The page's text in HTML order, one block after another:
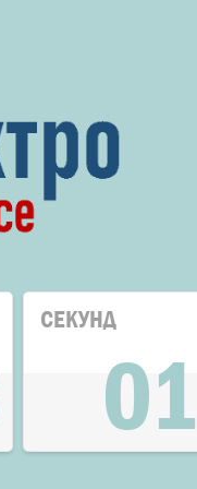
СЕКУНД
01